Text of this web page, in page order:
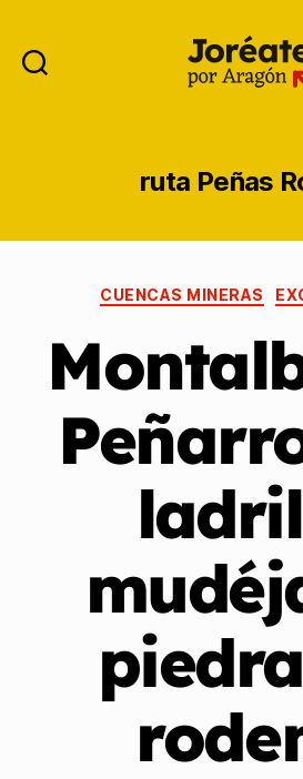
ruta Peñas
CUENCAS MINERAS